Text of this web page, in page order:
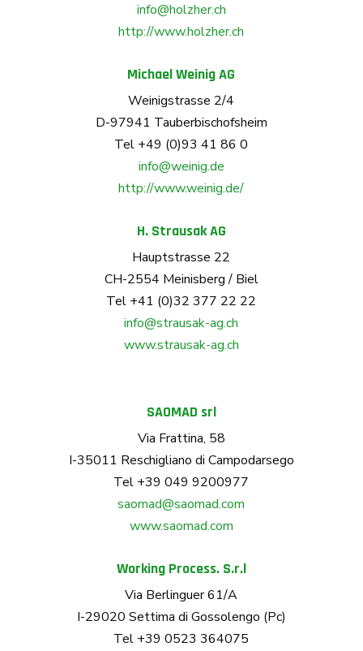
info@holzher.ch
http://www.holzher.ch
Michael Weinig AG
Weinigstrasse 2/4
D-97941 Tauberbischofsheim
Tel +49 (0)93 41 86 0
info@weinig.de
http://www.weinig.de/
H. Strausak AG
Hauptstrasse 22
CH-2554 Meinisberg / Biel
Tel +41 (0)32 377 22 22
info@strausak-ag.ch
www.strausak-ag.ch
SAOMAD srl
Via Frattina, 58
I-35011 Reschigliano di Campodarsego
Tel +39 049 9200977
saomad@saomad.com
www.saomad.com
Working Process. S.r.l
Via Berlinguer 61/A
I-29020 Settima di Gossolengo (Pc)
Tel +39 0523 364075